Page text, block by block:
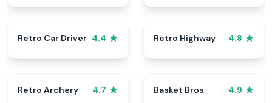
Retro Car Driver 4.4 Retro Highway 4.8
Retro Archery 4.7 Basket Bros 4.9